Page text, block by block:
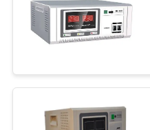
ΕΡΓΟΣΤΑΣΊΟΥ
ΠΟΙΌΤΗΤΑΣ
κυμάτων